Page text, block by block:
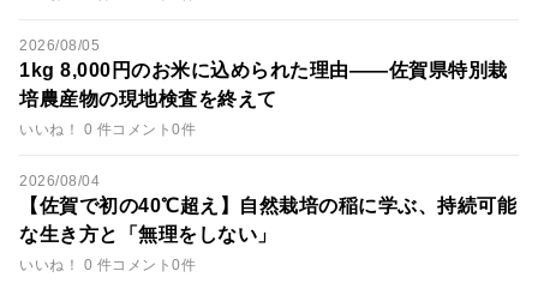
2026/08/05
1kg 8,000円のお米に込められた理由――佐賀県特別栽
培農産物の現地検査を終えて
いいね！ 0 件コメント0件
2026/08/04
【佐賀で初の40℃超え】自然栽培の稲に学ぶ、持続可能
な生き方と「無理をしない」
いいね！ 0 件コメント0件